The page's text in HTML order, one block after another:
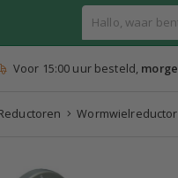
Voor 15:00 uur besteld,